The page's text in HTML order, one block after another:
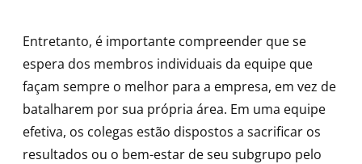
Entretanto, é importante compreender que se
espera dos membros individuais da equipe que
façam sempre o melhor para a empresa, em vez de
batalharem por sua própria área. Em uma equipe
efetiva, os colegas estão dispostos a sacrificar os
resultados ou o bem-estar de seu subgrupo pelo